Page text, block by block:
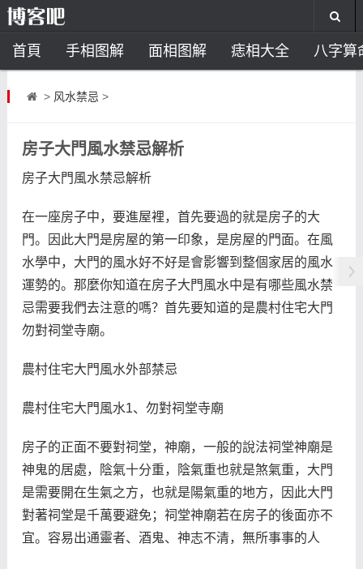
首頁 手相图解 面相图解 痣相大全 八字算
风水开运 助运饰品
> 风水禁忌 >
房子大門風水禁忌解析
房子大門風水禁忌解析
在一座房子中，要進屋裡，首先要過的就是房子的大
門。因此大門是房屋的第一印象，是房屋的門面。在風
水學中，大門的風水好不好是會影響到整個家居的風水
運勢的。那麼你知道在房子大門風水中是有哪些風水禁
忌需要我們去注意的嗎？首先要知道的是農村住宅大門
勿對祠堂寺廟。
農村住宅大門風水外部禁忌
農村住宅大門風水1、勿對祠堂寺廟
房子的正面不要對祠堂，神廟，一般的說法祠堂神廟是
神鬼的居處，陰氣十分重，陰氣重也就是煞氣重，大門
是需要開在生氣之方，也就是陽氣重的地方，因此大門
對著祠堂是千萬要避免；祠堂神廟若在房子的後面亦不
宜。容易出通靈者、酒鬼、神志不清，無所事事的人